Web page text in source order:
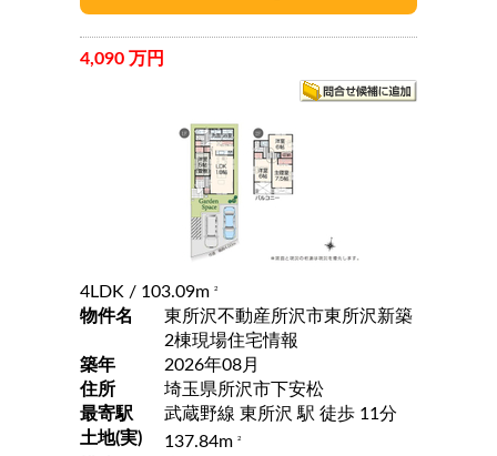
4,090 万円
4LDK / 103.09m 2
物件名
東所沢不動産所沢市東所沢新築
2棟現場住宅情報
築年
2026年08月
住所
埼玉県所沢市下安松
最寄駅
武蔵野線 東所沢 駅 徒歩 11分
土地(実)
137.84m 2